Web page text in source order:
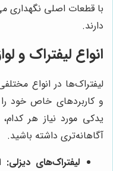
با قطعات اصلی نگهداری
دارند.
انواع لیفتراک و
لیفتراک‌ها در انواع
و کاربردهای خاص خود را
یدکی مورد نیاز هر
آگاهانه‌تری داشته باشید.
لیفتراک‌های دیزلی: